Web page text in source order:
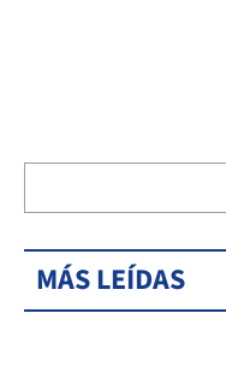
MÁS LEÍDAS